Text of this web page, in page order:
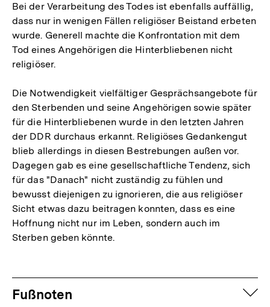
Bei der Verarbeitung des Todes ist ebenfalls auffällig,
dass nur in wenigen Fällen religiöser Beistand erbeten
wurde. Generell machte die Konfrontation mit dem
Tod eines Angehörigen die Hinterbliebenen nicht
religiöser.
Die Notwendigkeit vielfältiger Gesprächsangebote für
den Sterbenden und seine Angehörigen sowie später
für die Hinterbliebenen wurde in den letzten Jahren
der DDR durchaus erkannt. Religiöses Gedankengut
blieb allerdings in diesen Bestrebungen außen vor.
Dagegen gab es eine gesellschaftliche Tendenz, sich
für das "Danach" nicht zuständig zu fühlen und
bewusst diejenigen zu ignorieren, die aus religiöser
Sicht etwas dazu beitragen konnten, dass es eine
Hoffnung nicht nur im Leben, sondern auch im
Sterben geben könnte.
Fussnoten
Fußnoten
Zum